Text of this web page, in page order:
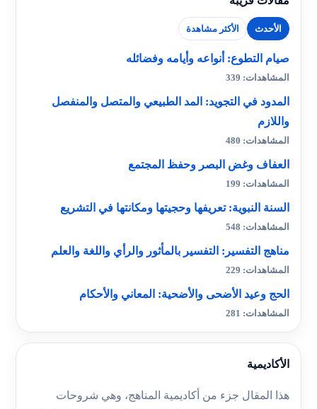
الأحدث الأكثر مشاهدة
صيام التطوع: أنواعه وأيامه وفضائله
المشاهدات: 339
المدود في التجويد: المد الطبيعي والمتصل والمنفصل
واللازم
المشاهدات: 480
العفاف وغض البصر وحفظ المجتمع
المشاهدات: 199
السنة النبوية: تعريفها وحجيتها ومكانتها في التشريع
المشاهدات: 548
مناهج التفسير: التفسير بالمأثور والرأي واللغة والعلم
المشاهدات: 229
الحج وعيد الأضحى والأضحية: المعاني والأحكام
المشاهدات: 281
الأكاديمية
هذا المقال جزء من أكاديمية المناهج، وهي شروحات